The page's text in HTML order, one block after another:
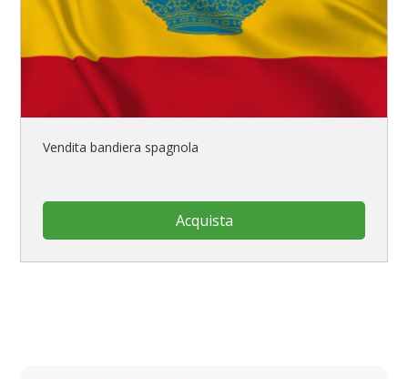
Vendita bandiera spagnola
Acquista